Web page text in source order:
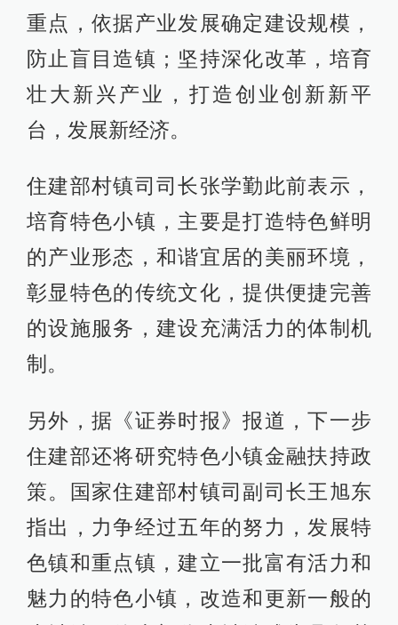
重点，依据产业发展确定建设规模，
防止盲目造镇；坚持深化改革，培育
壮大新兴产业，打造创业创新新平
台，发展新经济。
住建部村镇司司长张学勤此前表示，
培育特色小镇，主要是打造特色鲜明
的产业形态，和谐宜居的美丽环境，
彰显特色的传统文化，提供便捷完善
的设施服务，建设充满活力的体制机
制。
另外，据《证券时报》报道，下一步
住建部还将研究特色小镇金融扶持政
策。国家住建部村镇司副司长王旭东
指出，力争经过五年的努力，发展特
色镇和重点镇，建立一批富有活力和
魅力的特色小镇，改造和更新一般的